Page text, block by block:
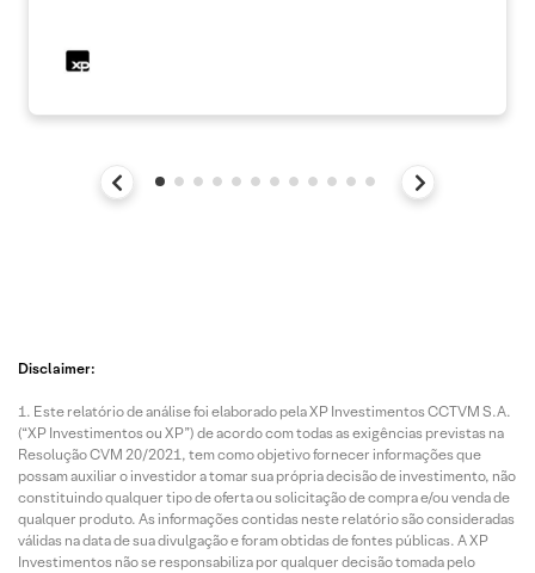
Disclaimer:
Este relatório de análise foi elaborado pela XP Investimentos CCTVM S.A.
(“XP Investimentos ou XP”) de acordo com todas as exigências previstas na
Resolução CVM 20/2021, tem como objetivo fornecer informações que
possam auxiliar o investidor a tomar sua própria decisão de investimento, não
constituindo qualquer tipo de oferta ou solicitação de compra e/ou venda de
qualquer produto. As informações contidas neste relatório são consideradas
válidas na data de sua divulgação e foram obtidas de fontes públicas. A XP
Investimentos não se responsabiliza por qualquer decisão tomada pelo